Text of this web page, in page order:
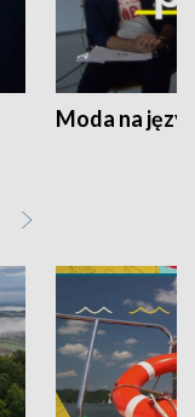
Moda na